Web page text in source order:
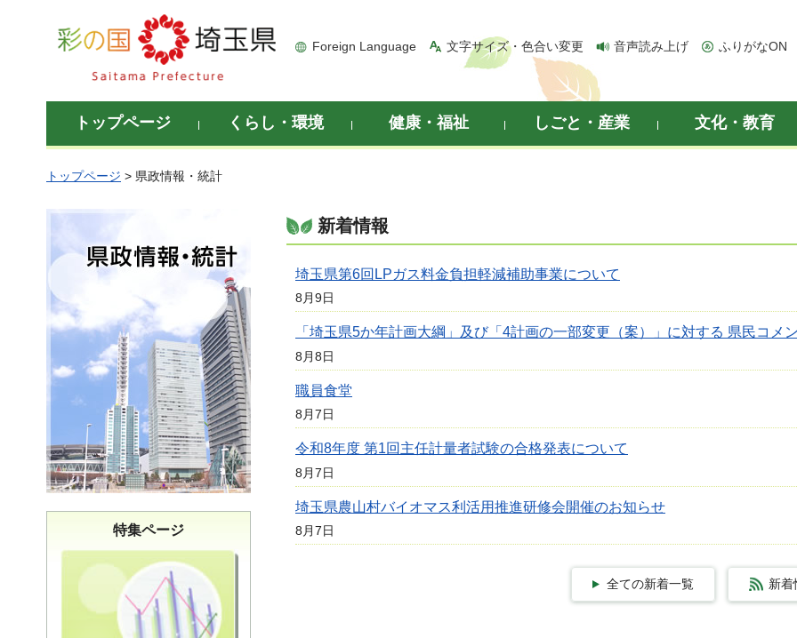
彩の国 埼玉県
Foreign Language 文字サイズ・色合い変更 音声読み上げ ふりがなON
トップページ くらし・環境 健康・福祉 しごと・産業 文化・教育
トップページ > 県政情報・統計
特集ページ
新着情報
埼玉県第6回LPガス料金負担軽減補助事業について
8月9日
「埼玉県5か年計画大綱」及び「4計画の一部変更（案）」に対する 県民コメ
8月8日
職員食堂
8月7日
令和8年度 第1回主任計量者試験の合格発表について
8月7日
埼玉県農山村バイオマス利活用推進研修会開催のお知らせ
8月7日
全ての新着一覧 新着